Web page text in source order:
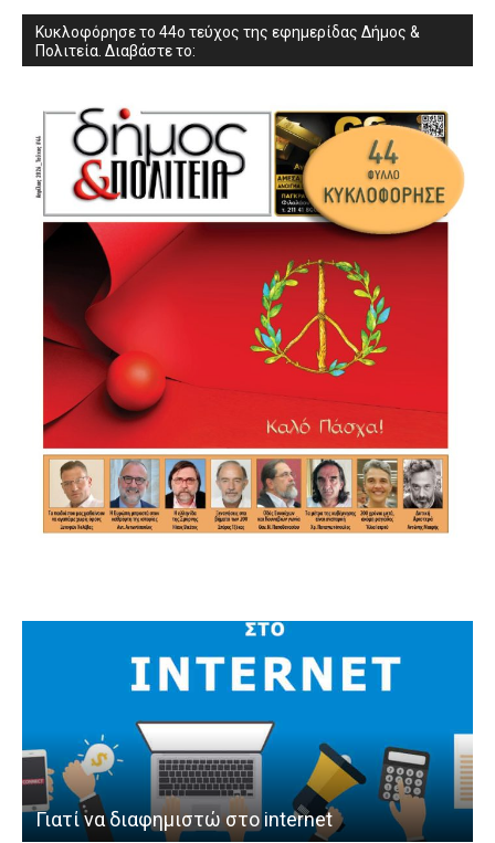
Κυκλοφόρησε το 44ο τεύχος της εφημερίδας Δήμος &
Πολιτεία. Διαβάστε το:
Γιατί να διαφημιστώ στο internet